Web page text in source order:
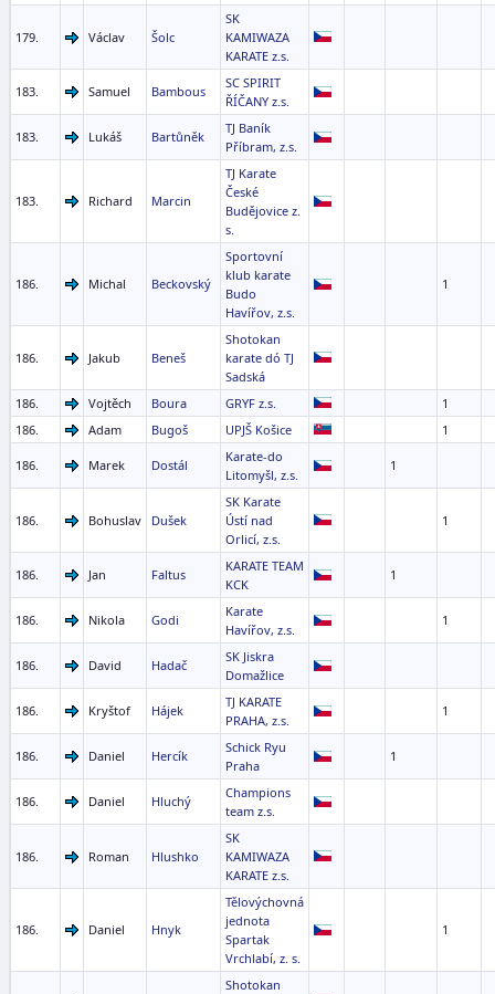
179. Václav Šolc
SK
KAMIWAZA
KARATE z.s.
183. Samuel Bambous
SC SPIRIT
ŘÍČANY z.s.
183. Lukáš Bartůněk
TJ Baník
Příbram, z.s.
183. Richard Marcin
TJ Karate
České
Budějovice z.
s.
186. Michal Beckovský
Sportovní
klub karate
Budo
Havířov, z.s.
1
186. Jakub Beneš
Shotokan
karate dó TJ
Sadská
186.
Vojtěch Boura GRYF z.s.
1
186.
Adam Bugoš UPJŠ Košice 1
186. Marek Dostál
Karate-do
Litomyšl, z.s.
1
186. Bohuslav Dušek
SK Karate
Ústí nad
Orlicí, z.s.
1
186. Jan Faltus
KARATE TEAM
KCK
1
186. Nikola Godi
Karate
Havířov, z.s.
1
186. David Hadač
SK Jiskra
Domažlice
186. Kryštof Hájek
TJ KARATE
PRAHA, z.s.
1
186. Daniel Hercík
Schick Ryu
Praha
1
186. Daniel Hluchý
Champions
team z.s.
186. Roman Hlushko
SK
KAMIWAZA
KARATE z.s.
186. Daniel Hnyk
Tělovýchovná
jednota
Spartak
Vrchlabí, z. s.
1
Shotokan